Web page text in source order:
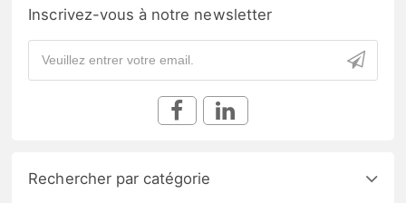
Inscrivez-vous à notre newsletter
Rechercher par catégorie